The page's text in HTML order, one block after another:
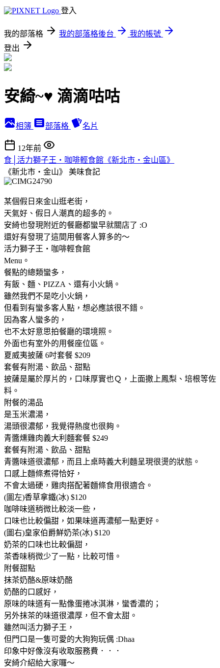
登入
我的部落格 我的部落格後台
我的帳號
登出
安綺~♥ 滴滴咕咕
相簿 部落格 名片
12年前
食│活力獅子王‧咖啡輕食館《新北市‧金山區》
《新北市‧金山》 美味食記
某個假日來金山逛老街，
天氣好、假日人潮真的超多的。
安綺也發現附近的餐廳都蠻早就關店了 :O
還好有發現了這間用餐客人算多的～
活力獅子王‧咖啡輕食館
Menu。
餐點的總類蠻多，
有飯、麵、PIZZA、還有小火鍋。
雖然我們不是吃小火鍋，
但看到有蠻多客人點，想必應該很不錯。
因為客人蠻多的，
也不太好意思拍餐廳的環境照。
外面也有室外的用餐座位區。
夏威夷披薩 6吋套餐 $209
套餐有附湯、飲品、甜點
披薩是屬於厚片的，口味厚實也Ｑ，上面撒上鳳梨、培根等佐
料。
附餐的湯品
是玉米濃湯，
湯頭很濃郁，我覺得熱度也很夠。
青醬燻雞肉義大利麵套餐 $249
套餐有附湯、飲品、甜點
青醬味道很濃郁，而且上桌時義大利麵呈現很燙的狀態。
口感上麵條煮得恰好，
不會太過硬，雞肉搭配著麵條食用很適合。
(圖左)香草拿鐵(冰) $120
咖啡味道稍微比較淡一些，
口味也比較偏甜，如果味道再濃郁一點更好。
(圖右)皇家伯爵鮮奶茶(冰) $120
奶茶的口味也比較偏甜，
茶香味稍微少了一點，比較可惜。
附餐甜點
抹茶奶酪&原味奶酪
奶酪的口感好，
原味的味道有一點像蛋捲冰淇淋，蠻香濃的；
另外抹茶的味道很濃厚，但不會太甜。
雖然叫活力獅子王，
但門口是一隻可愛的大狗狗玩偶 :Dhaa
印象中好像沒有收取服務費．．．
安綺介紹給大家囉～